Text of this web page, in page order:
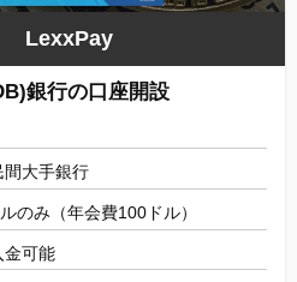
LexxPay
銀行の口座開設
間大手銀行
のみ（年会費100ドル）
金可能